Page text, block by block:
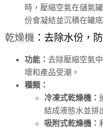
時，壓縮空氣在儲氣
份會凝結並沉積在罐
乾燥機 ：去除水份，
功能： 去除壓縮空氣
壞和產品受潮。
種類：
冷凍式乾燥機：
結成液態水並排
吸附式乾燥機：